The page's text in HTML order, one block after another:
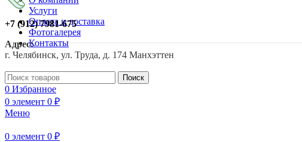
Услуги
Оплата и доставка
Фотогалерея
Контакты
+7 (912)7981-675
Адрес:
г. Челябинск, ул. Труда, д. 174 Манхэттен
Поиск
0 Избранное
0 элемент 0 ₽
Меню
0 элемент 0 ₽
Нажмите, чтобы увеличить